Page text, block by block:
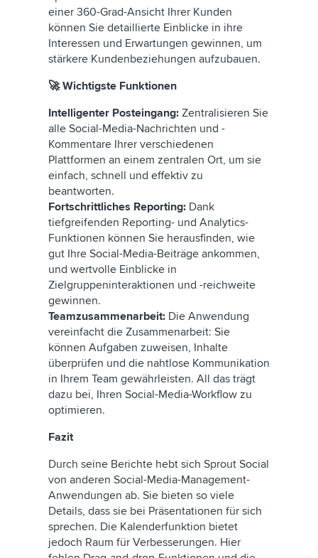
einer 360-Grad-Ansicht Ihrer Kunden
können Sie detaillierte Einblicke in ihre
Interessen und Erwartungen gewinnen, um
stärkere Kundenbeziehungen aufzubauen.
🚀 Wichtigste Funktionen
Intelligenter Posteingang: Zentralisieren Sie
alle Social-Media-Nachrichten und -
Kommentare Ihrer verschiedenen
Plattformen an einem zentralen Ort, um sie
einfach, schnell und effektiv zu
beantworten.
Fortschrittliches Reporting: Dank
tiefgreifenden Reporting- und Analytics-
Funktionen können Sie herausfinden, wie
gut Ihre Social-Media-Beiträge ankommen,
und wertvolle Einblicke in
Zielgruppeninteraktionen und -reichweite
gewinnen.
Teamzusammenarbeit: Die Anwendung
vereinfacht die Zusammenarbeit: Sie
können Aufgaben zuweisen, Inhalte
überprüfen und die nahtlose Kommunikation
in Ihrem Team gewährleisten. All das trägt
dazu bei, Ihren Social-Media-Workflow zu
optimieren.
Fazit
Durch seine Berichte hebt sich Sprout Social
von anderen Social-Media-Management-
Anwendungen ab. Sie bieten so viele
Details, dass sie bei Präsentationen für sich
sprechen. Die Kalenderfunktion bietet
jedoch Raum für Verbesserungen. Hier